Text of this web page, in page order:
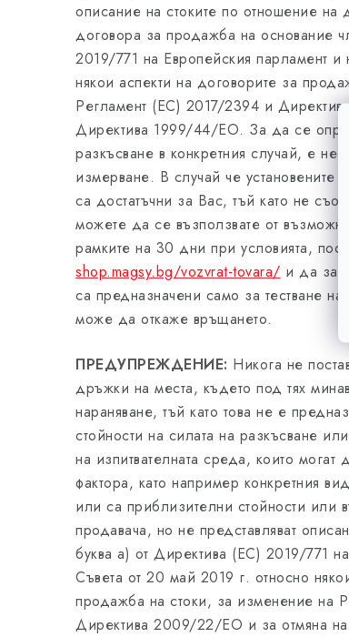
описание на стоките по отношение на
договора за продажба на основание
2019/771 на Европейския парламент
някои аспекти на договорите за
Регламент (ЕС) 2017/2394 и
Директива 1999/44/ЕО. За да се
разкъсване в конкретния случай, е
измерване. В случай че установените
са достатъчни за Вас, тъй като не
можете да се възползвате от
рамките на 30 дни при условията,
shop.magsy.bg/vozvrat-tovara/ и да
са предназначени само за тестване на
може да откаже връщането.
ПРЕДУПРЕЖДЕНИЕ: Никога не
дръжки на места, където под тях
нараняване, тъй като това не е
стойности на силата на разкъсване
на изпитвателната среда, които могат
фактора, като например конкретния
или са приблизителни стойности или
продавача, но не представляват
буква а) от Директива (ЕС) 2019/771
Съвета от 20 май 2019 г. относно
продажба на стоки, за изменение на
Директива 2009/22/ЕО и за отмяна